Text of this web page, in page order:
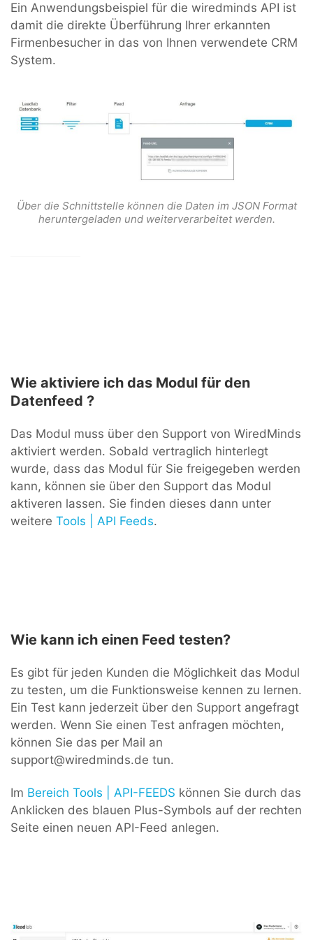
Ein Anwendungsbeispiel für die wiredminds API ist
damit die direkte Überführung Ihrer erkannten
Firmenbesucher in das von Ihnen verwendete CRM
System.
Über die Schnittstelle können die Daten im JSON Format
heruntergeladen und weiterverarbeitet werden.
Wie aktiviere ich das Modul für den
Datenfeed ?
Das Modul muss über den Support von WiredMinds
aktiviert werden. Sobald vertraglich hinterlegt
wurde, dass das Modul für Sie freigegeben werden
kann, können sie über den Support das Modul
aktiveren lassen. Sie finden dieses dann unter
weitere Tools | API Feeds.
Wie kann ich einen Feed testen?
Es gibt für jeden Kunden die Möglichkeit das Modul
zu testen, um die Funktionsweise kennen zu lernen.
Ein Test kann jederzeit über den Support angefragt
werden. Wenn Sie einen Test anfragen möchten,
können Sie das per Mail an
support@wiredminds.de tun.
Im Bereich Tools | API-FEEDS können Sie durch das
Anklicken des blauen Plus-Symbols auf der rechten
Seite einen neuen API-Feed anlegen.